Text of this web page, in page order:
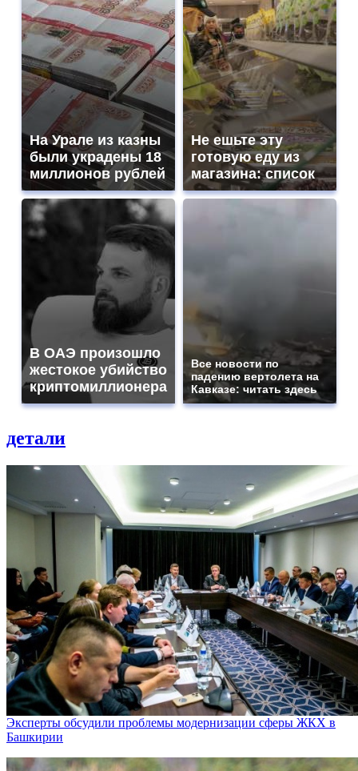
На Урале из казны
были украдены 18
миллионов рублей
Не ешьте эту
готовую еду из
магазина: список
В ОАЭ произошло
жестокое убийство
криптомиллионера
Все новости по
падению вертолета на
Кавказе: читать здесь
детали
Эксперты обсудили проблемы модернизации сферы ЖКХ в
Башкирии